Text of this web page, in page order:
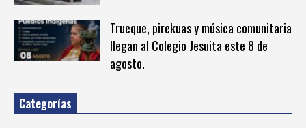
Trueque, pirekuas y música comunitaria
llegan al Colegio Jesuita este 8 de
agosto.
Categorías